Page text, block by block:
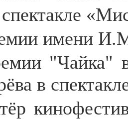
имени
"Чайка"
в